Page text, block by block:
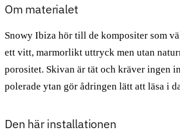
Om materialet
Snowy Ibiza hör till de kompositer som
ett vitt, marmorlikt uttryck men utan
porositet. Skivan är tät och kräver ingen
polerade ytan gör ådringen lätt att läsa i
Den här installationen